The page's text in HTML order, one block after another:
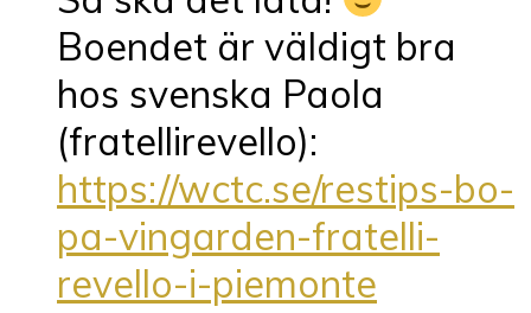
Boendet är väldigt bra
hos svenska Paola
(fratellirevello):
https://wctc.se/restips-bo-
pa-vingarden-fratelli-
revello-i-piemonte